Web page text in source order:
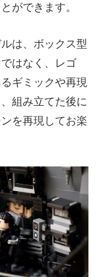
ができます。
は、ボックス型
はなく、レゴ
ギミックや再現
組み立てた後に
を再現してお楽